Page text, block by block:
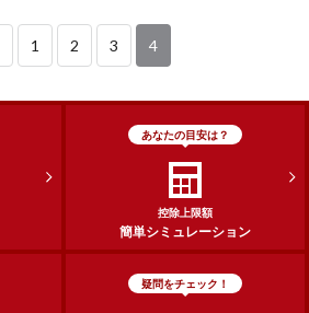
1 2 3 4
あなたの目安は？
控除上限額
簡単シミュレーション
疑問をチェック！